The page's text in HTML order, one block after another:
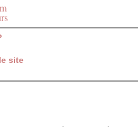
site